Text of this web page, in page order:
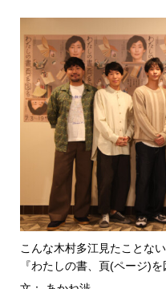
こんな木村多江見たことな
『わたしの書、頁(ページ)